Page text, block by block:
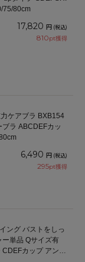
70/75/80cm
17,820 円 (税込)
810pt獲得
ケアブラ BXB154
ラ ABCDEFカッ
6,490 円 (税込)
295pt獲得
ング バストをしっ
単品 Qサイズ有
カップ アンダ